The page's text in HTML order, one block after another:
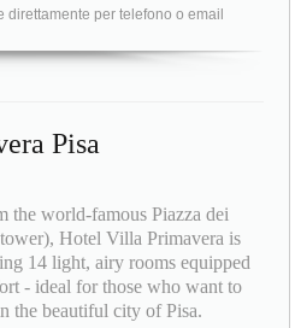
direttamente per telefono o email
Pisa
the world-famous Piazza dei
Hotel Villa Primavera is
14 light, airy rooms equipped
- ideal for those who want to
the beautiful city of Pisa.